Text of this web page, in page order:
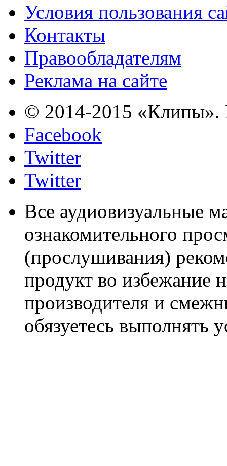
Условия пользования
Контакты
Правообладателям
Реклама на сайте
© 2014-2015 «Клипы».
Facebook
Twitter
Twitter
Все аудиовизуальные
ознакомительного
(прослушивания)
продукт во избежание
производителя и
обязуетесь выполнять